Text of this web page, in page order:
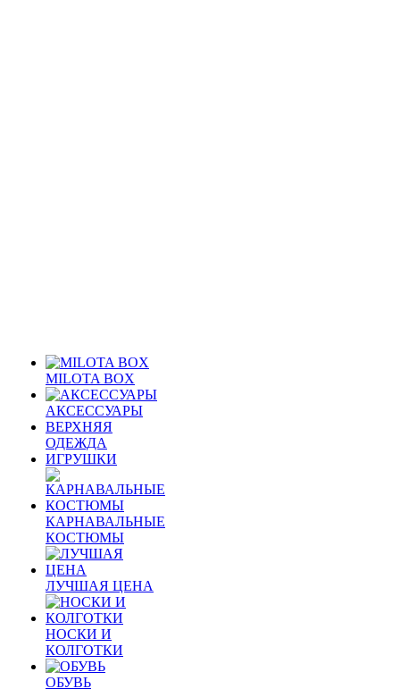
MILOTA BOX
АКСЕССУАРЫ
ВЕРХНЯЯ
ОДЕЖДА
ИГРУШКИ
КАРНАВАЛЬНЫЕ
КОСТЮМЫ
ЛУЧШАЯ ЦЕНА
НОСКИ И
КОЛГОТКИ
ОБУВЬ